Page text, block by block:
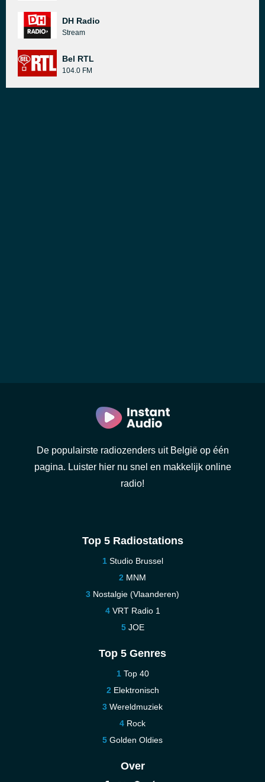
DH Radio
Stream
Bel RTL
104.0 FM
De populairste radiozenders uit België op één
pagina. Luister hier nu snel en makkelijk online
radio!
Top 5 Radiostations
Studio Brussel
MNM
Nostalgie (Vlaanderen)
VRT Radio 1
JOE
Top 5 Genres
Top 40
Elektronisch
Wereldmuziek
Rock
Golden Oldies
Over